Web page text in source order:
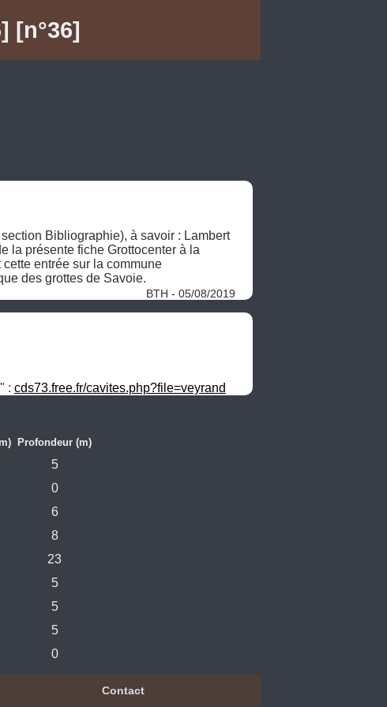
[n°36]
Bibliographie), à savoir : Lambert
la présente fiche Grottocenter à la
entrée sur la commune
des grottes de Savoie.
BTH - 05/08/2019
: cds73.free.fr/cavites.php?file=veyrand
Profondeur (m)
5
0
6
8
23
5
5
5
0
Contact